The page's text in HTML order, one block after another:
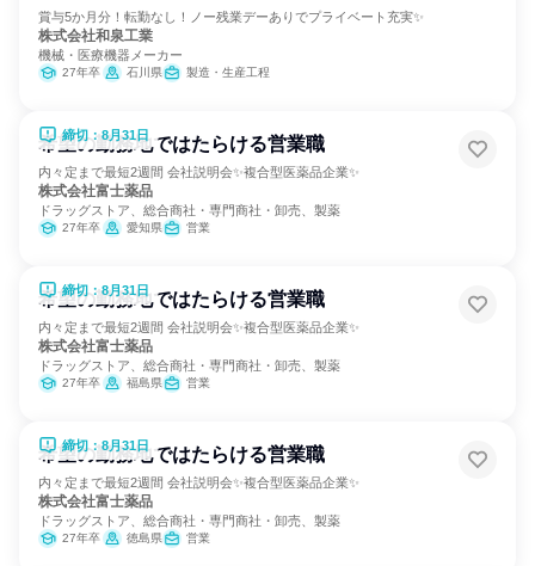
賞与5か月分！転勤なし！ノー残業デーありでプライベート充実✨
株式会社和泉工業
機械・医療機器メーカー
27年卒 石川県 製造・生産工程
締切：8月31日
希望の勤務地ではたらける営業職
内々定まで最短2週間 会社説明会✨複合型医薬品企業✨
株式会社富士薬品
ドラッグストア、総合商社・専門商社・卸売、製薬
27年卒 愛知県 営業
締切：8月31日
希望の勤務地ではたらける営業職
内々定まで最短2週間 会社説明会✨複合型医薬品企業✨
株式会社富士薬品
ドラッグストア、総合商社・専門商社・卸売、製薬
27年卒 福島県 営業
締切：8月31日
希望の勤務地ではたらける営業職
内々定まで最短2週間 会社説明会✨複合型医薬品企業✨
株式会社富士薬品
ドラッグストア、総合商社・専門商社・卸売、製薬
27年卒 徳島県 営業